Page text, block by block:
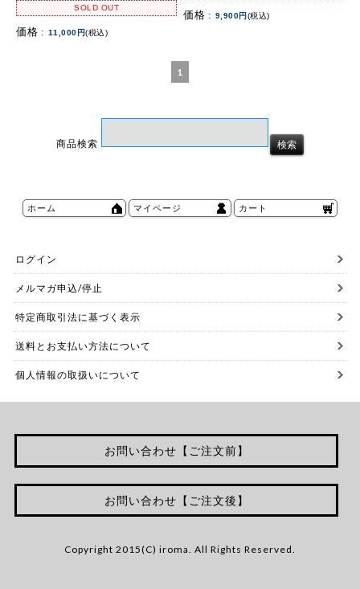
SOLD OUT
価格 : 11,000円(税込)
価格 : 9,900円(税込)
1
商品検索
ホーム マイページ カート
ログイン
メルマガ申込/停止
特定商取引法に基づく表示
送料とお支払い方法について
個人情報の取扱いについて
お問い合わせ【ご注文前】
お問い合わせ【ご注文後】
Copyright 2015(C) iroma. All Rights Reserved.